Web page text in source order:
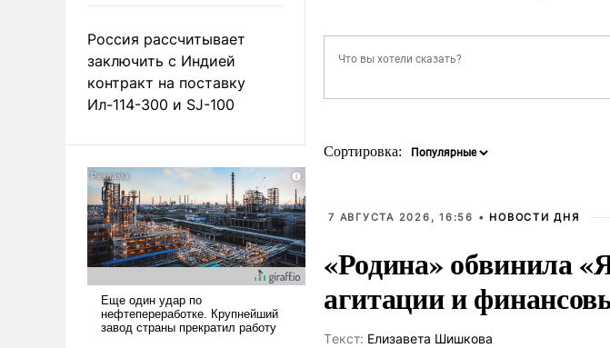
Россия рассчитывает
заключить с Индией
контракт на поставку
Ил-114-300 и SJ-100
Сортировка:
7 АВГУСТА 2026, 16:56 • НОВОСТИ ДНЯ
«Родина» обвинила
агитации и
Tекст: Елизавета Шишкова